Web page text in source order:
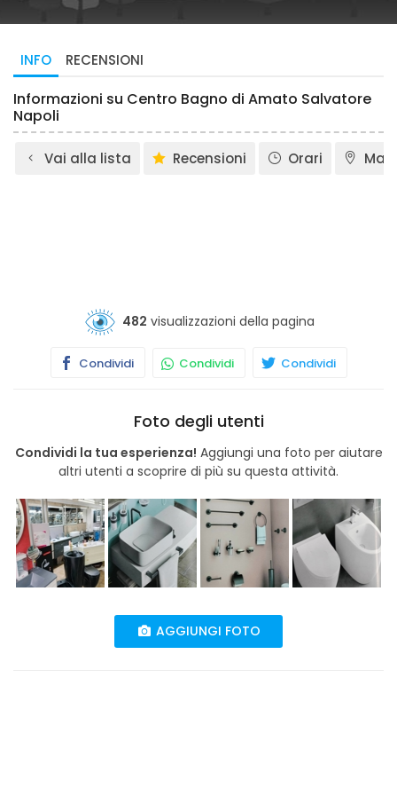
INFO RECENSIONI
Informazioni su Centro Bagno di Amato Salvatore
Napoli
Vai alla lista Recensioni Orari
482 visualizzazioni della pagina
Condividi Condividi Condividi
Foto degli utenti
Condividi la tua esperienza! Aggiungi una foto per aiutare
altri utenti a scoprire di più su questa attività.
AGGIUNGI FOTO